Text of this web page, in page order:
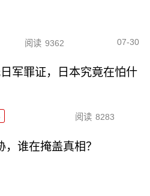
阅读 9362 07-30
军罪证，日本究竟在怕什
阅读 8283
谁在掩盖真相？